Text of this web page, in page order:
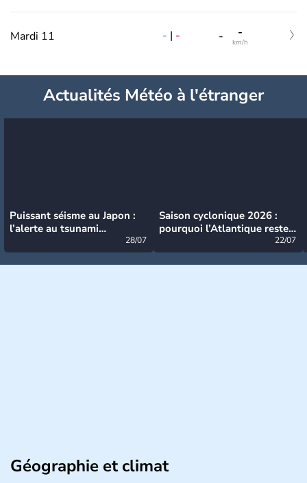
Mardi 11 - | - - -
km/h
Actualités Météo à l'étranger
Puissant séisme au Japon :
l’alerte au tsunami
28/07
Saison cyclonique 2026 :
pourquoi l’Atlantique reste
22/07
Géographie et climat